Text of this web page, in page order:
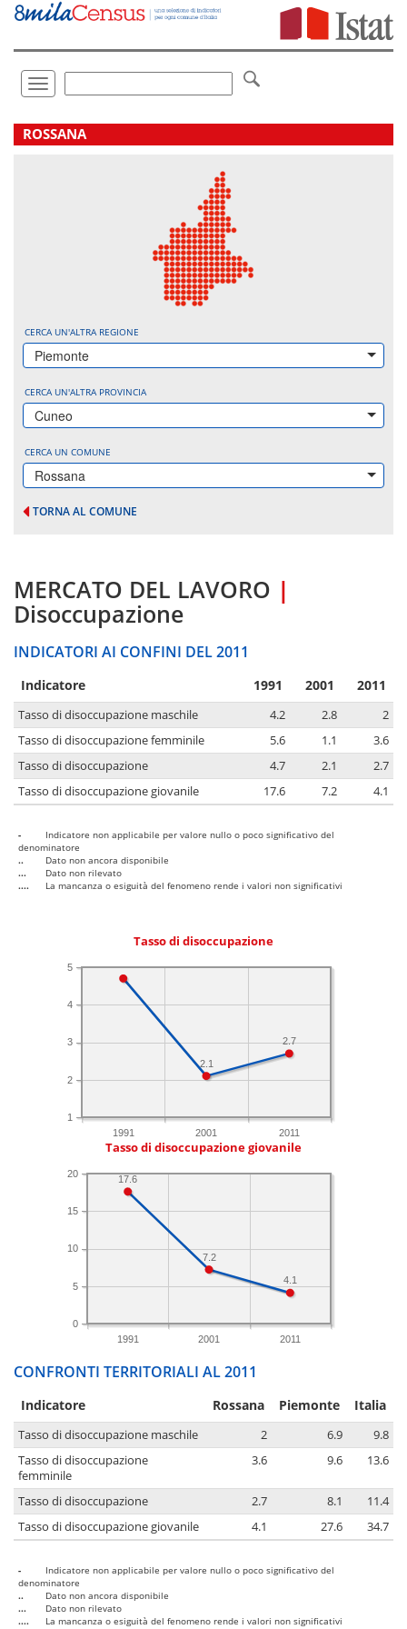
Vai
direttamente
Toggle
navigation
.
ROSSANA
CERCA UN'ALTRA REGIONE
Piemonte
CERCA UN'ALTRA PROVINCIA
Cuneo
CERCA UN COMUNE
Rossana
TORNA AL COMUNE
MERCATO DEL LAVORO |
Disoccupazione
INDICATORI AI CONFINI DEL 2011
Indicatore 1991 2001 2011
Tasso di disoccupazione maschile 4.2 2.8
2
Tasso di disoccupazione femminile
5.6 1.1
3.6
Tasso di disoccupazione
4.7 2.1
2.7
Tasso di disoccupazione giovanile
17.6 7.2 4.1
-
Indicatore non applicabile per valore nullo o poco significativo del
denominatore
..
Dato non ancora disponibile
...
Dato non rilevato
....
La mancanza o esiguità del fenomeno rende i valori non significativi
Tasso di disoccupazione
1991 2001 2011
1
2
3
4
5
2.7
2.1
Tasso di disoccupazione giovanile
1991 2001 2011
0
5
10
15
20
4.1
7.2
17.6
CONFRONTI TERRITORIALI AL 2011
Indicatore Rossana Piemonte Italia
Tasso di disoccupazione maschile 2 6.9
9.8
Tasso di disoccupazione
femminile
3.6 9.6 13.6
Tasso di disoccupazione 2.7 8.1
11.4
Tasso di disoccupazione giovanile
4.1 27.6 34.7
-
Indicatore non applicabile per valore nullo o poco significativo del
denominatore
..
Dato non ancora disponibile
...
Dato non rilevato
....
La mancanza o esiguità del fenomeno rende i valori non significativi